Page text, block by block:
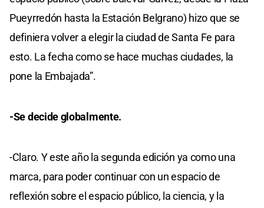
Pueyrredón hasta la Estación Belgrano) hizo que se
definiera volver a elegir la ciudad de Santa Fe para
esto. La fecha como se hace muchas ciudades, la
pone la Embajada”.
-Se decide globalmente.
-Claro. Y este año la segunda edición ya como una
marca, para poder continuar con un espacio de
reflexión sobre el espacio público, la ciencia, y la